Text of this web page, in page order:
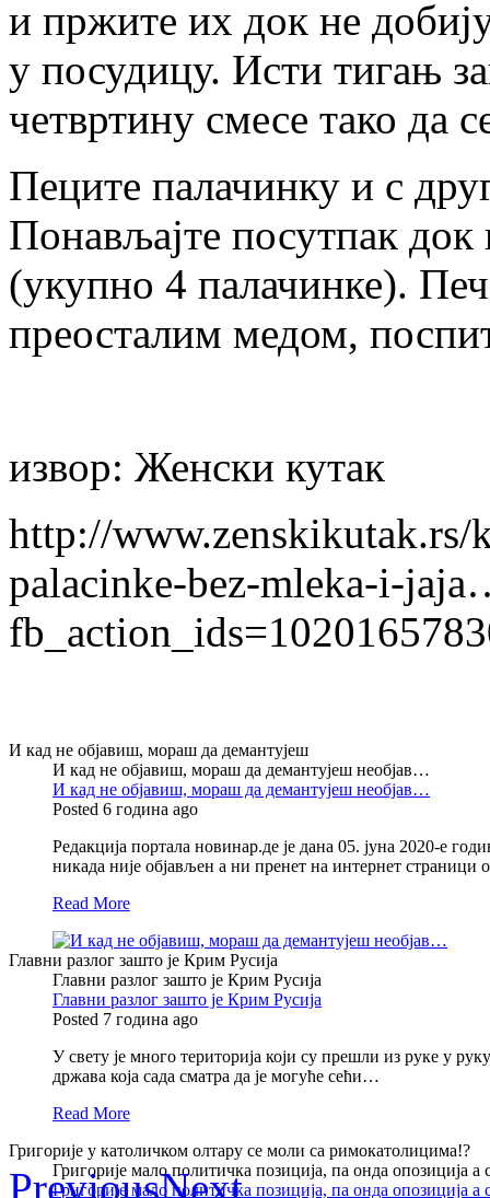
и пржите их док не
у посудицу. Исти тигањ
четвртину смесе тако да
Пеците палачинку и с
Понављајте посутпак
(укупно 4 палачинке).
преосталим медом,
извор: Женски кутак
http://
palacinke-bez-mleka-i-
И кад не објавиш, мораш да демантујеш
И кад не објавиш, мораш да демантујеш необјав…
И кад не објавиш, мораш да демантујеш необјав…
Posted 6 година ago
Редакција портала новинар.де је дана 05. јуна 2020-е
никада није објављен а ни пренет на интернет страници
Read More
Главни разлог зашто је Крим Русија
Главни разлог зашто је Крим Русија
Главни разлог зашто је Крим Русија
Posted 7 година ago
У свету је много територија који су прешли из руке у
држава која сада сматра да је могуће сећи…
Read More
Григорије у католичком олтару се моли са римокатолицима!?
Григорије мало политичка позиција, па онда опозиција
Григорије мало политичка позиција, па онда опозиција
PreviousNext